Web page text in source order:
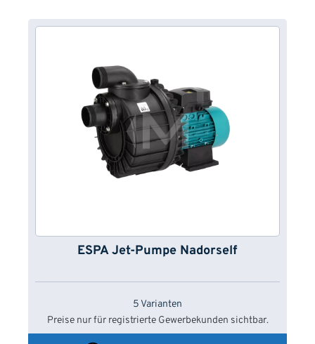
ESPA Jet-Pumpe Nadorself
5 Varianten
Preise nur für registrierte Gewerbekunden sichtbar.